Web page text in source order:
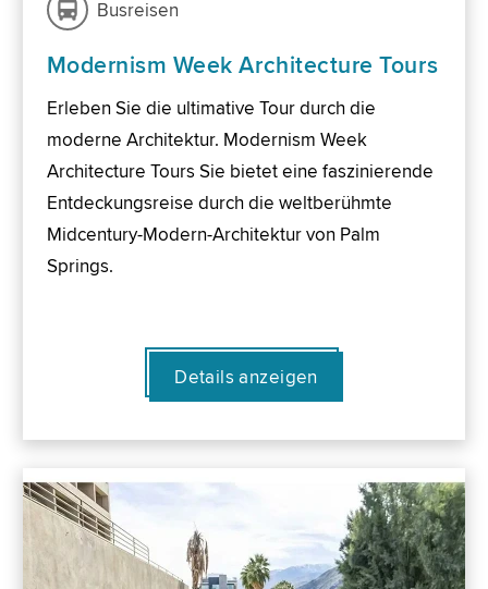
Busreisen
Modernism Week Architecture Tours
Erleben Sie die ultimative Tour durch die
moderne Architektur. Modernism Week
Architecture Tours Sie bietet eine faszinierende
Entdeckungsreise durch die weltberühmte
Midcentury-Modern-Architektur von Palm
Springs.
Details anzeigen